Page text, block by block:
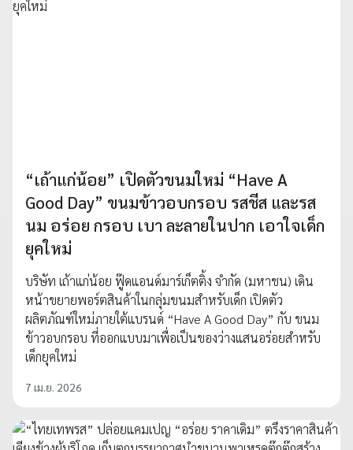
“เถ้าแก่น้อย” เปิดตัวขนมใหม่ “Have A
Good Day” ขนมข้าวอบกรอบ รสชีส และรส
นม อร่อย กรอบ เบา ละลายในปาก เอาใจเด็ก
ยุคใหม่
บริษัท เถ้าแก่น้อย ฟู๊ดแอนด์มาร์เก็ตติ้ง จำกัด (มหาชน) เดิน
หน้าขยายพอร์ตสินค้าในกลุ่มขนมสำหรับเด็ก เปิดตัว
ผลิตภัณฑ์ใหม่ภายใต้แบรนด์ “Have A Good Day” กับ ขนม
ข้าวอบกรอบ ที่ออกแบบมาเพื่อเป็นของว่างแสนอร่อยสำหรับ
เด็กยุคใหม่
7 เม.ย. 2026